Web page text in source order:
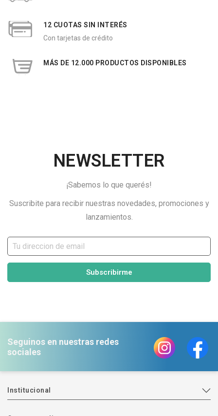
12 CUOTAS SIN INTERÉS
Con tarjetas de crédito
MÁS DE 12.000 PRODUCTOS DISPONIBLES
NEWSLETTER
¡Sabemos lo que querés!
Suscribite para recibir nuestras novedades, promociones y
lanzamientos.
Subscribirme
Seguinos en nuestras redes
sociales
Institucional